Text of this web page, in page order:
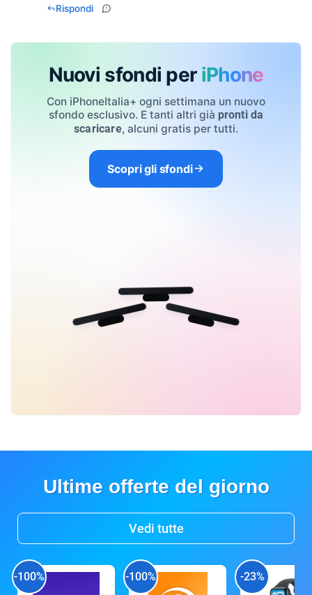
Rispondi
Nuovi sfondi per iPhone
Con iPhoneItalia+ ogni settimana un nuovo
sfondo esclusivo. E tanti altri già pronti da
scaricare, alcuni gratis per tutti.
Scopri gli sfondi
Ultime offerte del giorno
Vedi tutte
-100% -100% -23%